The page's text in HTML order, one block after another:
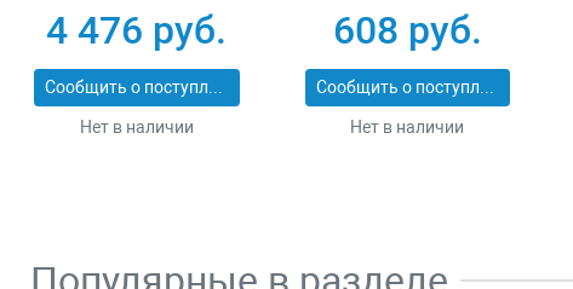
Stayer PROFI 3318-60
4 476 руб.
Сообщить о поступлении
Нет в наличии
608 руб.
Сообщить о поступлении
Нет в наличии